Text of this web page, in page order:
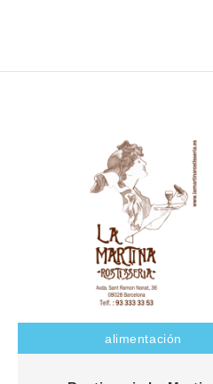
alimentación